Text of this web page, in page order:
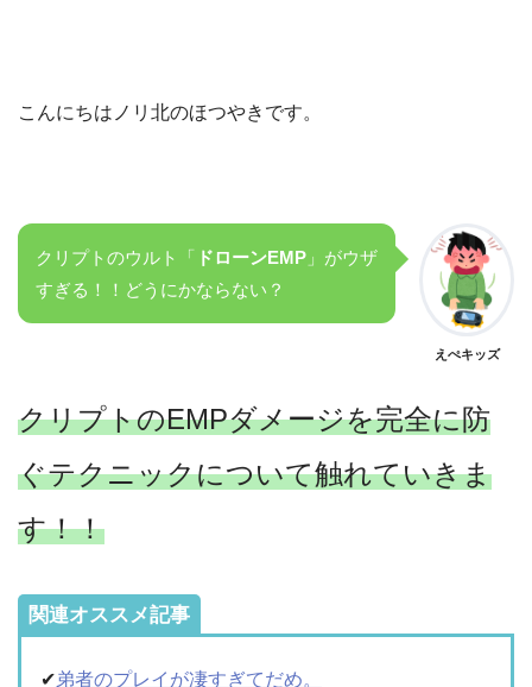
こんにちはノリ北のほつやきです。
クリプトのウルト「 ドローンEMP 」がウザ
すぎる！！どうにかならない？
えぺキッズ
クリプトのEMPダメージを完全に防
ぐテクニックについて触れていきま
す！！
関連オススメ記事
✔︎弟者のプレイが凄すぎてだめ。